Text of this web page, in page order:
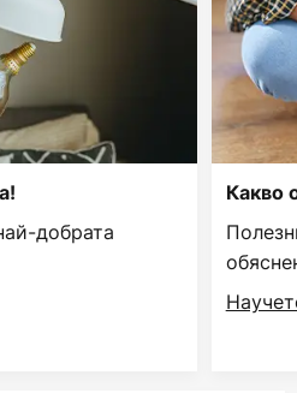
добрата
Какво